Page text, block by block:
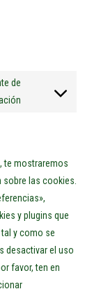
de
Consent
te mostraremos
las cookies.
y plugins que
y como se
desactivar el uso
favor, ten en